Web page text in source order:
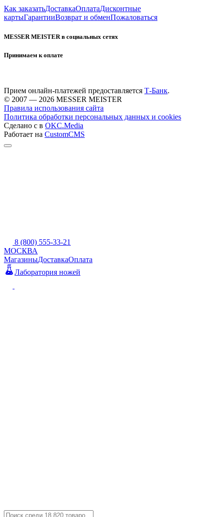
Как заказатьДоставкаОплатаДисконтные
картыГарантииВозврат и обменПожаловаться
MESSER MEISTER в социальных сетях
Принимаем к оплате
Прием онлайн-платежей предоставляется Т-Банк.
© 2007 — 2026 MESSER MEISTER
Правила использования сайта
Политика обработки персональных данных и cookies
Сделано с в OKC.Media
Работает на CustomCMS
8 (800) 555-33-21
МОСКВА
МагазиныДоставкаОплата
Лаборатория ножей